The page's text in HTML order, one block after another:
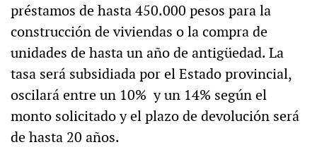
préstamos de hasta 450.000 pesos para la
construcción de viviendas o la compra de
unidades de hasta un año de antigüedad. La
tasa será subsidiada por el Estado provincial,
oscilará entre un 10% y un 14% según el
monto solicitado y el plazo de devolución será
de hasta 20 años.